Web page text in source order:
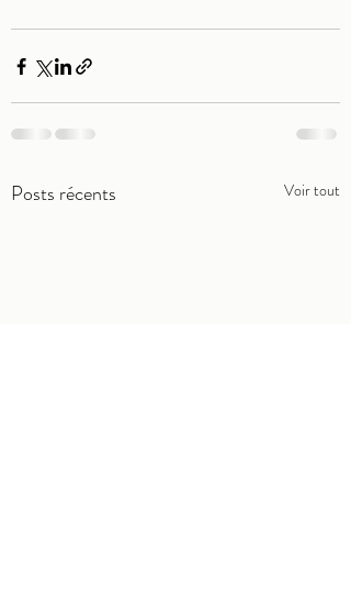
Posts récents Voir tout